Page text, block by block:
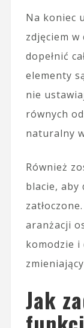
Na koniec
zdjęciem
dopełnić
elementy
nie
równych
naturalny
Również
blacie, aby
aranżacji
komodzie i
Jak